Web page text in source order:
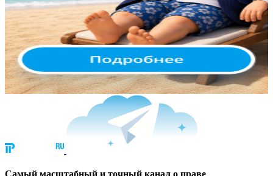
Cамый масштабный и точный канал о праве